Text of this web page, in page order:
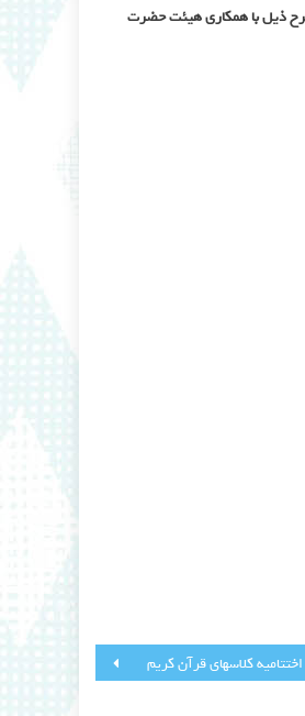
ذیل با همکاری هیئت حضرت
اختتامیه کلاسهای قرآن کریم